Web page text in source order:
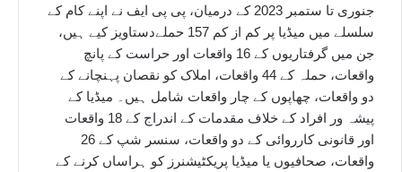
جنوری تا ستمبر 2023 کے درمیان، پی پی ایف نے اپنے کام کے
سلسلے میں میڈیا پر کم از کم 157 حملےدستاویز کیے ہیں،
جن میں گرفتاریوں کے 16 واقعات اور حراست کے پانچ
واقعات، حملہ کے 44 واقعات، املاک کو نقصان پہنچانے کے
دو واقعات، چھاپوں کے چار واقعات شامل ہیں۔ میڈیا کے
پیشہ ور افراد کے خلاف مقدمات کے اندراج کے 18 واقعات
اور قانونی کارروائی کے دو واقعات، سنسر شپ کے 26
واقعات، صحافیوں یا میڈیا پریکٹیشنرز کو ہراساں کرنے کے